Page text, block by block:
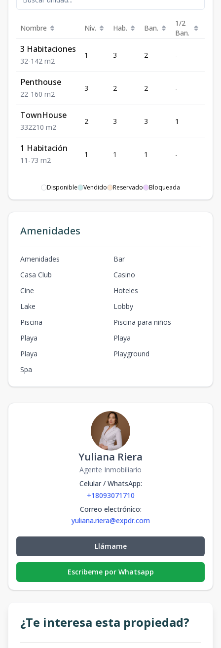
Nombre Niv. Hab. Ban.
1/2
Ban.
3 Habitaciones
32-142 m2
1 3 2 -
Penthouse
22-160 m2
3 2 2 -
TownHouse
332210 m2
2 3 3 1
1 Habitación
1 1 -73 m2
1 1 1 -
Disponible Vendido Reservado Bloqueada
Amenidades
Amenidades
Bar
Casa Club
Casino
Cine
Hoteles
Lake
Lobby
Piscina
Piscina para niños
Playa
Playa
Playa
Playground
Spa
Yuliana Riera
Agente Inmobiliario
Celular / WhatsApp:
+18093071710
Correo electrónico:
yuliana.riera@expdr.com
Llámame
Escribeme por Whatsapp
¿Te interesa esta propiedad?